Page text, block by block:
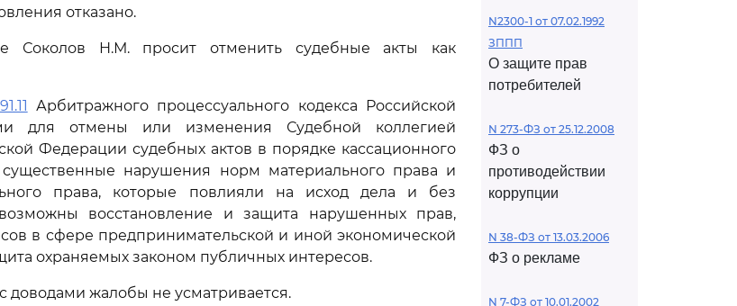
отказано.
Соколов Н.М. просит отменить судебные акты как
Арбитражного процессуального кодекса Российской
для отмены или изменения Судебной коллегией
Федерации судебных актов в порядке кассационного
существенные нарушения норм материального права и
права, которые повлияли на исход дела и без
восстановление и защита нарушенных прав,
в сфере предпринимательской и иной экономической
охраняемых законом публичных интересов.
доводами жалобы не усматривается.
N2300-1 от 07.02.1992
ЗППП
О защите прав
потребителей
N 273-ФЗ от 25.12.2008
ФЗ о
противодействии
коррупции
N 38-ФЗ от 13.03.2006
ФЗ о рекламе
N 7-ФЗ от 10.01.2002